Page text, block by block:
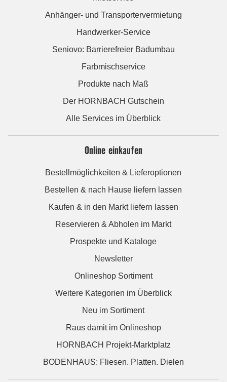
Anhänger- und Transportervermietung
Handwerker-Service
Seniovo: Barrierefreier Badumbau
Farbmischservice
Produkte nach Maß
Der HORNBACH Gutschein
Alle Services im Überblick
Online einkaufen
Bestellmöglichkeiten & Lieferoptionen
Bestellen & nach Hause liefern lassen
Kaufen & in den Markt liefern lassen
Reservieren & Abholen im Markt
Prospekte und Kataloge
Newsletter
Onlineshop Sortiment
Weitere Kategorien im Überblick
Neu im Sortiment
Raus damit im Onlineshop
HORNBACH Projekt-Marktplatz
BODENHAUS: Fliesen. Platten. Dielen